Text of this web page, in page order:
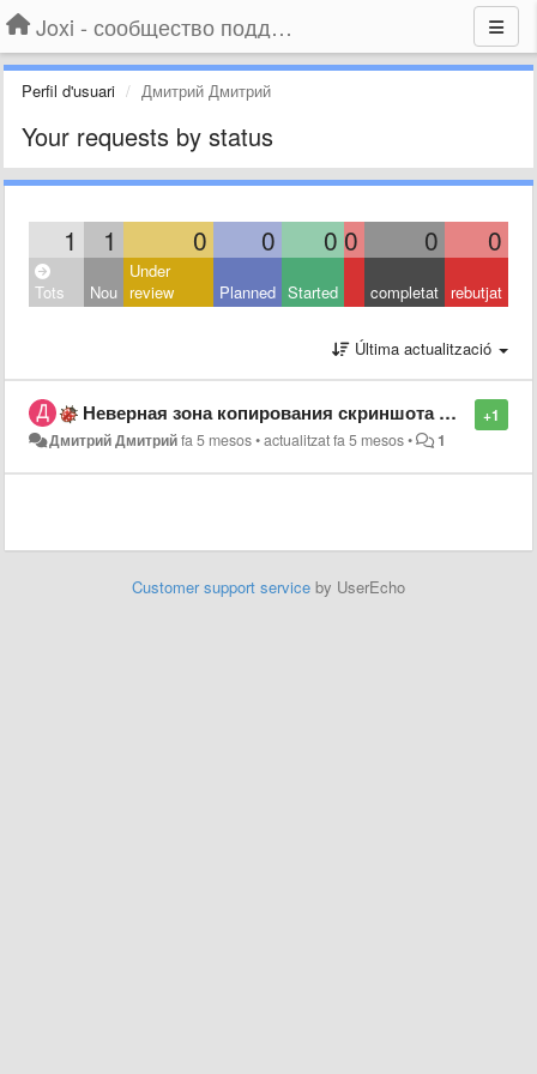
Joxi - сообщество поддержки
Perfil d'usuari Дмитрий Дмитрий
Your requests by status
1 1 0 0 0 0 0 0
Tots Nou
Under
review
Planned Started completat rebutjat
Última actualització
+1
Неверная зона копирования скриншота CTRL+C (не то что выделил)
Дмитрий Дмитрийfa 5 mesos•actualitzatfa 5 mesos• 1
Customer support service by UserEcho